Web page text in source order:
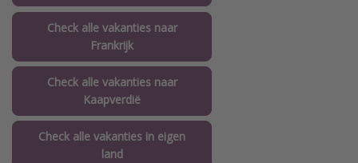
Check alle vakanties naar
Frankrijk
Check alle vakanties naar
Kaapverdië
Check alle vakanties in eigen
land